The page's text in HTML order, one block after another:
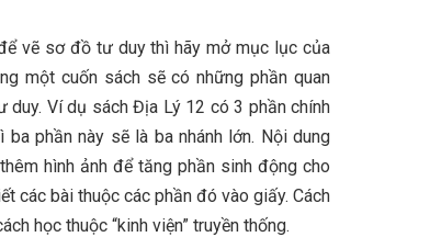
vẽ sơ đồ tư duy thì hãy mở mục lục của
một cuốn sách sẽ có những phần quan
Ví dụ sách Địa Lý 12 có 3 phần chính
phần này sẽ là ba nhánh lớn. Nội dung
hình ảnh để tăng phần sinh động cho
các bài thuộc các phần đó vào giấy. Cách
học thuộc “kinh viện” truyền thống.